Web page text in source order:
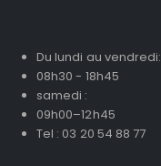
Du lundi au vendredi:
08h30 - 18h45
samedi :
09h00–12h45
Tel : 03 20 54 88 77